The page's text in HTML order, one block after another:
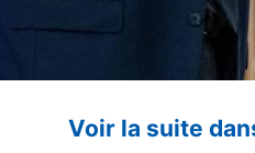
Voir la suite